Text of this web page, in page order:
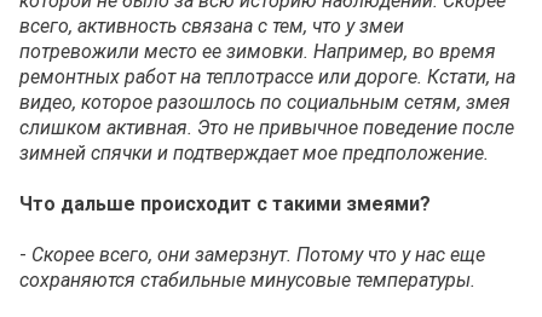
всего, активность связана с тем, что у змеи
потревожили место ее зимовки. Например, во время
ремонтных работ на теплотрассе или дороге. Кстати, на
видео, которое разошлось по социальным сетям, змея
слишком активная. Это не привычное поведение после
зимней спячки и подтверждает мое предположение.
Что дальше происходит с такими змеями?
- Скорее всего, они замерзнут. Потому что у нас еще
сохраняются стабильные минусовые температуры.